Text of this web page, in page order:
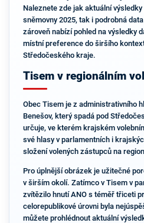
Naleznete zde jak aktuální
sněmovny 2025, tak i podrobná
zároveň nabízí pohled na výsledky
místní preference do širšího
Středočeského kraje.
Tisem v regionálním
Obec Tisem je z administrativního
Benešov, který spadá pod
určuje, ve kterém krajském
své hlasy v parlamentních i
složení volených zástupců na
Pro úplnější obrázek je užitečné
v širším okolí. Zatímco v Tisem v
zvítězilo hnutí ANO s téměř třiceti
celorepublikové úrovni byla
můžete prohlédnout aktuální